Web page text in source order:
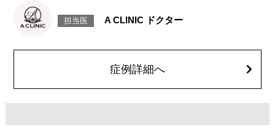
感などが術後一時的に生じることがございます。また、稀に貧血、細菌感
染症、左右差、施術箇所の知覚鈍麻、ぼこつき、硬結、瘢痕化、色素沈
顔の脂肪吸引箇所の追加 1ヶ所ごと+162,800円(税込)
オプション：笑気麻酔 3,300円(税込)
担当医 A CLINIC ドクター
症例詳細へ